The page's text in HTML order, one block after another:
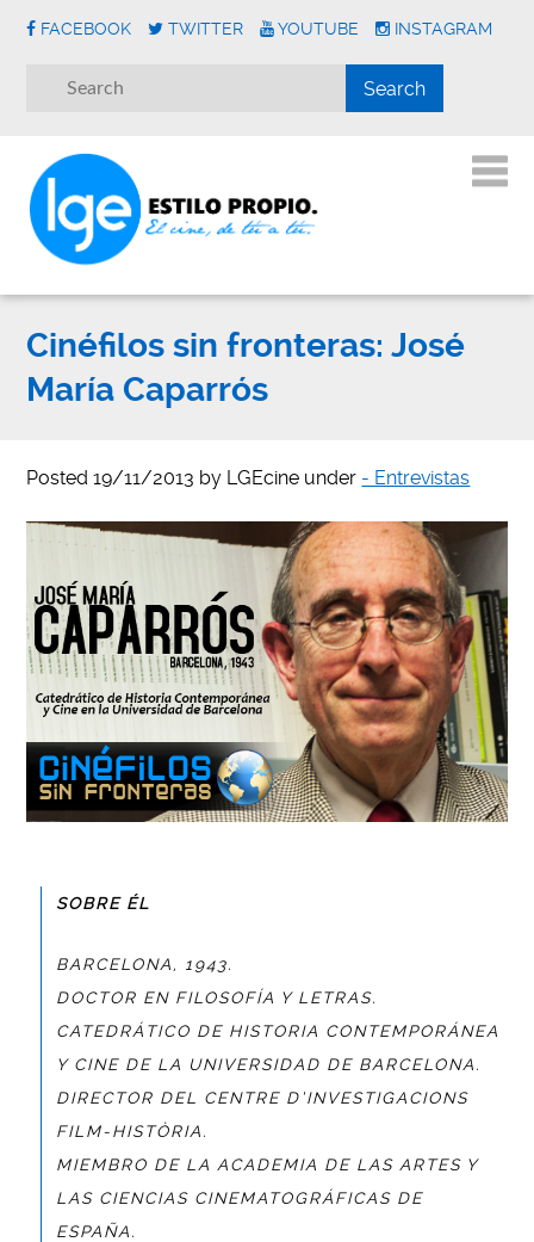
FACEBOOK TWITTER YOUTUBE INSTAGRAM
Cinéfilos sin fronteras: José
María Caparrós
Posted19/11/2013 by LGEcine under - Entrevistas
SOBRE ÉL
BARCELONA, 1943.
DOCTOR EN FILOSOFÍA Y LETRAS.
CATEDRÁTICO DE HISTORIA CONTEMPORÁNEA
Y CINE DE LA UNIVERSIDAD DE BARCELONA.
DIRECTOR DEL CENTRE D’INVESTIGACIONS
FILM-HISTÒRIA.
MIEMBRO DE LA ACADEMIA DE LAS ARTES Y
LAS CIENCIAS CINEMATOGRÁFICAS DE
ESPAÑA.